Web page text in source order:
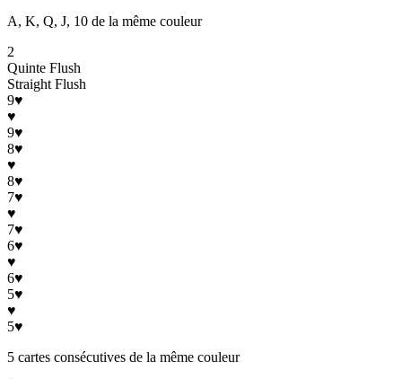
A, K, Q, J, 10 de la même couleur
2
Quinte Flush
Straight Flush
9♥
♥
9♥
8♥
♥
8♥
7♥
♥
7♥
6♥
♥
6♥
5♥
♥
5♥
5 cartes consécutives de la même couleur